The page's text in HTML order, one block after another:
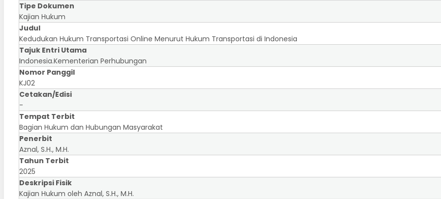
Tipe Dokumen
Kajian Hukum
Judul
Kedudukan Hukum Transportasi Online Menurut Hukum Transportasi di Indonesia
Tajuk Entri Utama
Indonesia.Kementerian Perhubungan
Nomor Panggil
KJ02
Cetakan/Edisi
-
Tempat Terbit
Bagian Hukum dan Hubungan Masyarakat
Penerbit
Aznal, S.H., M.H.
Tahun Terbit
2025
Deskripsi Fisik
Kajian Hukum oleh Aznal, S.H., M.H.